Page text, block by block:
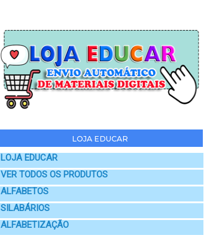
LOJA EDUCAR
LOJA EDUCAR
VER TODOS OS PRODUTOS
ALFABETOS
SILABÁRIOS
ALFABETIZAÇÃO